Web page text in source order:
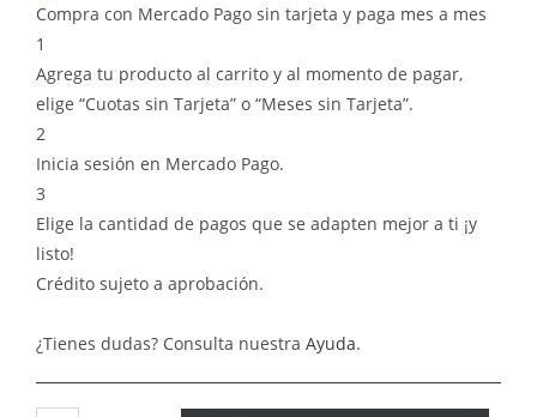
Compra con Mercado Pago sin tarjeta y paga mes a mes
1
Agrega tu producto al carrito y al momento de pagar,
elige “Cuotas sin Tarjeta” o “Meses sin Tarjeta”.
2
Inicia sesión en Mercado Pago.
3
Elige la cantidad de pagos que se adapten mejor a ti ¡y
listo!
Crédito sujeto a aprobación.
¿Tienes dudas? Consulta nuestra Ayuda.